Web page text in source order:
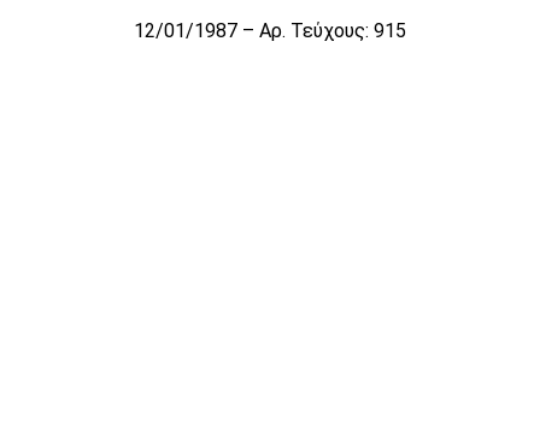
Το αρχείο προσωρινά δεν είναι διαθέσιμο για πώληση
12/01/1987 – Αρ. Τεύχους: 915